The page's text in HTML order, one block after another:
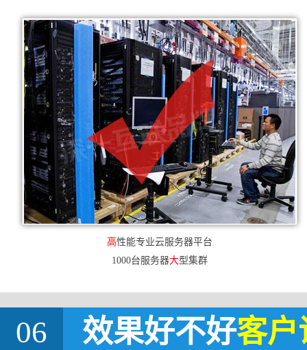
高性能专业云服务器平台
1000台服务器大型集群
06 效果好不好客户